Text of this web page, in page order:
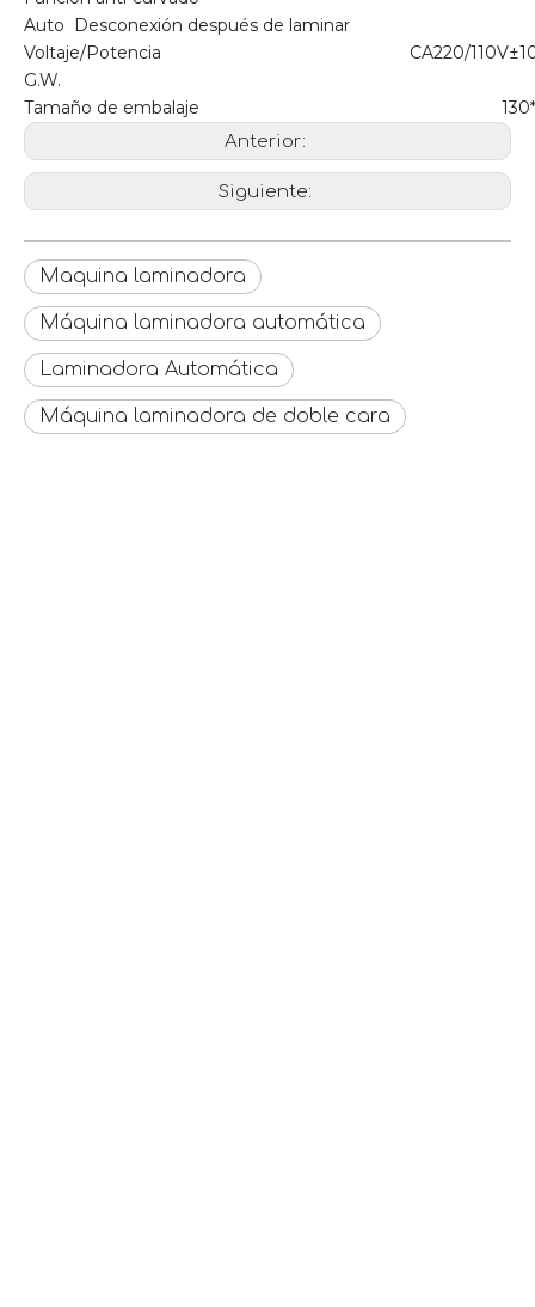
Auto Desconexión después de laminar
Voltaje/Potencia
CA220/
G.W.
Tamaño de embalaje
Anterior:
Siguiente:
Maquina laminadora
Máquina laminadora automática
Laminadora Automática
Máquina laminadora de doble cara